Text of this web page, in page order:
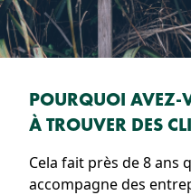
POURQUOI AVEZ-
À TROUVER DES
Cela fait près de 8 ans
accompagne des